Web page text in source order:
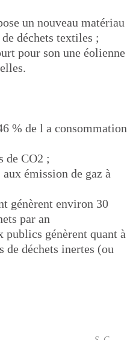
un nouveau matériau
déchets textiles ;
pour son une éolienne
% de l a consommation
de CO2 ;
émission de gaz à
génèrent environ 30
par an
publics génèrent quant à
de déchets inertes (ou